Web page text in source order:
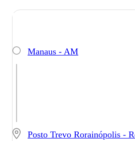
Manaus - AM
Posto Trevo Rorainópolis -